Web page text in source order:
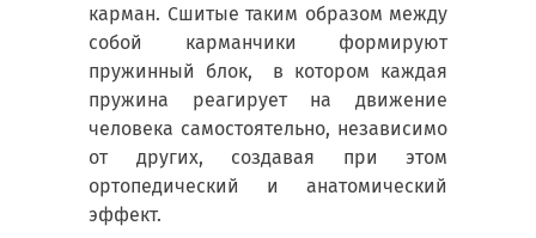
карман. Сшитые таким образом между
собой карманчики формируют
пружинный блок, в котором каждая
пружина реагирует на движение
человека самостоятельно, независимо
от других, создавая при этом
ортопедический и анатомический
эффект.